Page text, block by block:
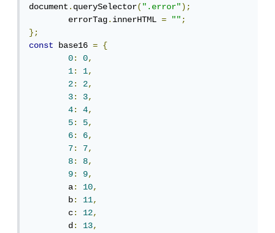
document.querySelector(".error");
	errorTag
.innerHTML = "";
};
const
base16 =
{
0: 0,
1: 1,
2: 2,
3: 3,
4: 4,
5: 5,
6: 6,
7: 7,
8: 8,
9: 9,
	a
: 10,
	b
: 11,
	c
: 12,
	d
: 13,